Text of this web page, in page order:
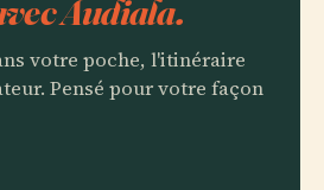
Audiala.
votre poche, l'itinéraire
Pensé pour votre façon